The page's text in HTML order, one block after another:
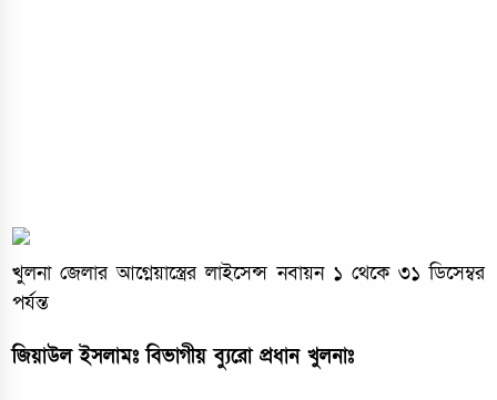
খুলনা জেলার আগ্নেয়াস্ত্রের লাইসেন্স নবায়ন ১ থেকে ৩১ ডিসেম্বর
পর্যন্ত
জিয়াউল ইসলামঃ বিভাগীয় ব্যুরো প্রধান খুলনাঃ